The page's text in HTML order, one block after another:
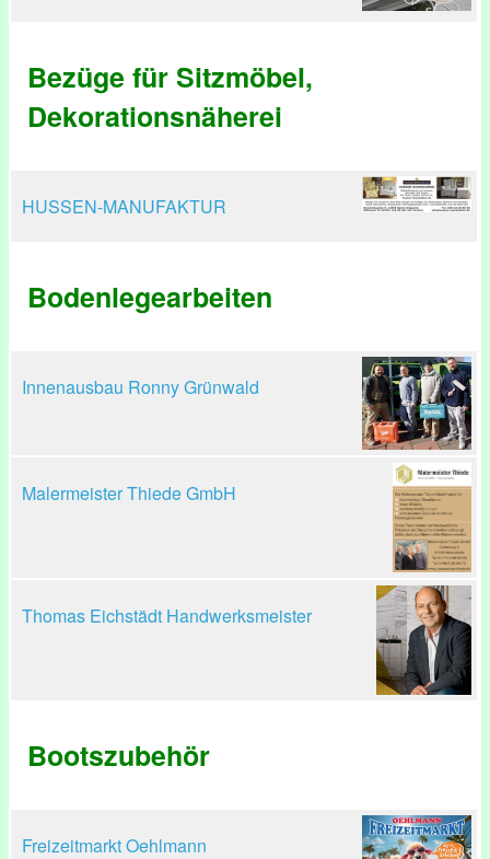
Bezüge für Sitzmöbel,
Dekorationsnäherei
HUSSEN-MANUFAKTUR
Bodenlegearbeiten
Innenausbau Ronny Grünwald
Malermeister Thiede GmbH
Thomas Eichstädt Handwerksmeister
Bootszubehör
Freizeitmarkt Oehlmann